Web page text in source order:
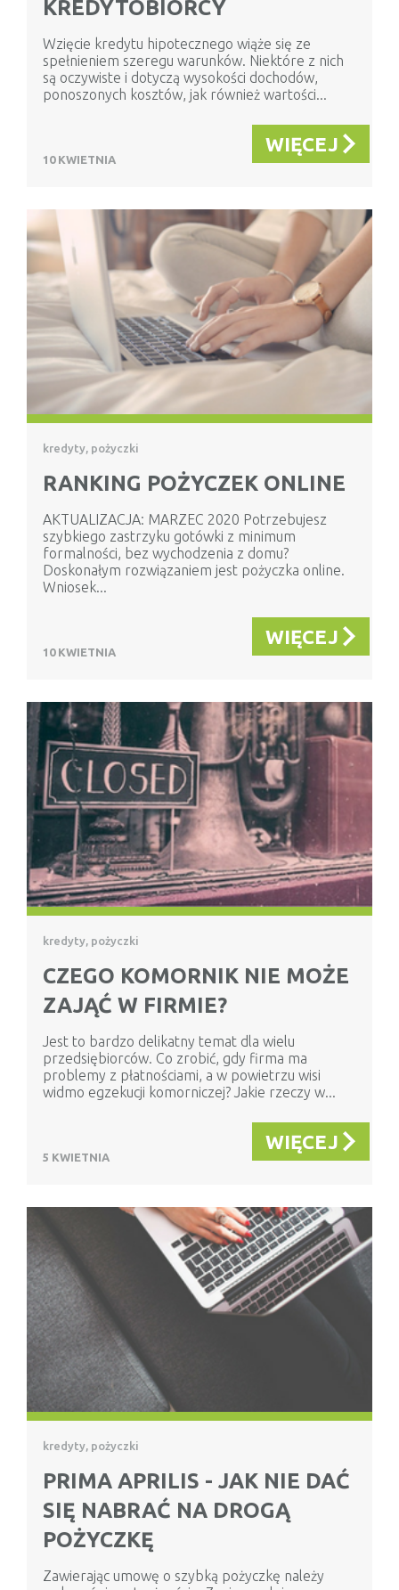
KREDYTOBIORCY
Wzięcie kredytu hipotecznego wiąże się ze
spełnieniem szeregu warunków. Niektóre z nich
są oczywiste i dotyczą wysokości dochodów,
ponoszonych kosztów, jak również wartości...
10 KWIETNIA
WIĘCEJ
kredyty, pożyczki
RANKING POŻYCZEK ONLINE
AKTUALIZACJA: MARZEC 2020 Potrzebujesz
szybkiego zastrzyku gotówki z minimum
formalności, bez wychodzenia z domu?
Doskonałym rozwiązaniem jest pożyczka online.
Wniosek...
10 KWIETNIA
WIĘCEJ
kredyty, pożyczki
CZEGO KOMORNIK NIE MOŻE
ZAJĄĆ W FIRMIE?
Jest to bardzo delikatny temat dla wielu
przedsiębiorców. Co zrobić, gdy firma ma
problemy z płatnościami, a w powietrzu wisi
widmo egzekucji komorniczej? Jakie rzeczy w...
5 KWIETNIA
WIĘCEJ
kredyty, pożyczki
PRIMA APRILIS - JAK NIE DAĆ
SIĘ NABRAĆ NA DROGĄ
POŻYCZKĘ
Zawierając umowę o szybką pożyczkę należy